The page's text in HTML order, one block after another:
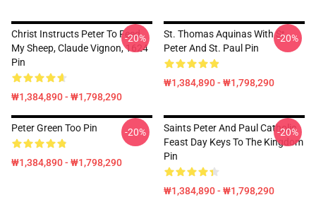
Christ Instructs Peter To Feed
My Sheep, Claude Vignon, 1624
Pin
₩1,384,890 - ₩1,798,290
-20%
St. Thomas Aquinas With St.
Peter And St. Paul Pin
₩1,384,890 - ₩1,798,290
-20%
Peter Green Too Pin
₩1,384,890 - ₩1,798,290
-20%
Saints Peter And Paul Catholic
Feast Day Keys To The Kingdom
Pin
₩1,384,890 - ₩1,798,290
-20%